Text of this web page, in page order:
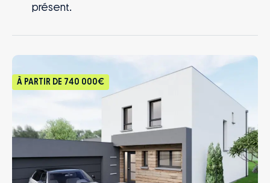
présent.
À PARTIR DE 740 000€